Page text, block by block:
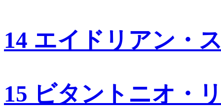
14 エイドリアン・
15 ビタントニオ・